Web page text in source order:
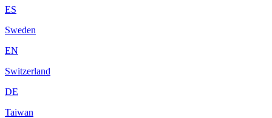
ES
Sweden
EN
Switzerland
DE
Taiwan